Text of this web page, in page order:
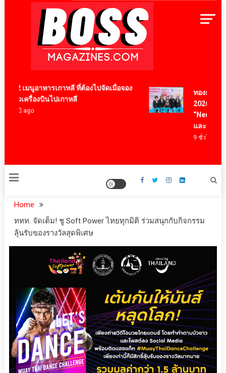
BossMagazinesThailand
เมนูอาหารเกาหลี ที่ต้องไปจัดเมื่อจอง
วเครื่องบินไปเกาหลี
ปี ago
ทองก้อนใหญ่ โ
2026 นำนวัตก
และคนพิการ
9 ชั่วโมง ago
Home
ททท. จัดเต็ม! ชู Soft Power ไทยทุกมิติ ร่วมสนุกกับกิจกรรม
ลุ้นรับของรางวัลสุดพิเศษ